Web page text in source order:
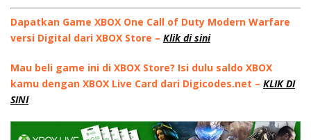
Dapatkan Game XBOX One Call of Duty Modern Warfare
versi Digital dari XBOX Store – Klik di sini
Mau beli game ini di XBOX Store? Isi dulu saldo XBOX
kamu dengan XBOX Live Card dari Digicodes.net – KLIK DI
SINI